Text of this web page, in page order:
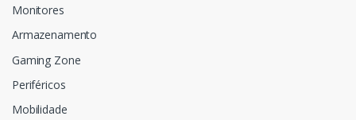
Monitores
Armazenamento
Gaming Zone
Periféricos
Mobilidade